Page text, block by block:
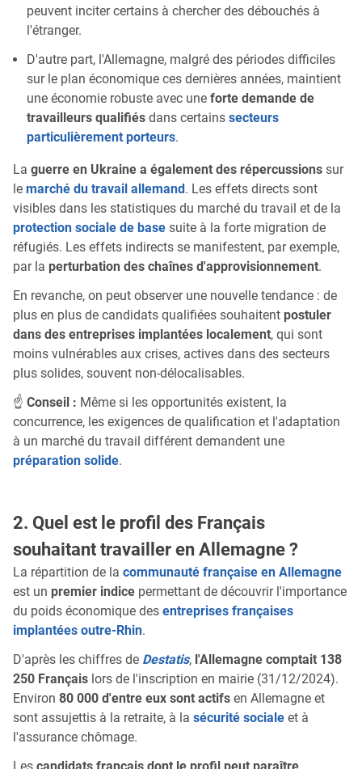
peuvent inciter certains à chercher des débouchés à
l'étranger.
D'autre part, l'Allemagne, malgré des périodes difficiles
sur le plan économique ces dernières années, maintient
une économie robuste avec une forte demande de
travailleurs qualifiés dans certains secteurs
particulièrement porteurs.
La guerre en Ukraine a également des répercussions sur
le marché du travail allemand. Les effets directs sont
visibles dans les statistiques du marché du travail et de la
protection sociale de base suite à la forte migration de
réfugiés. Les effets indirects se manifestent, par exemple,
par la perturbation des chaînes d'approvisionnement.
En revanche, on peut observer une nouvelle tendance : de
plus en plus de candidats qualifiées souhaitent postuler
dans des entreprises implantées localement, qui sont
moins vulnérables aux crises, actives dans des secteurs
plus solides, souvent non-délocalisables.
☝ Conseil : Même si les opportunités existent, la
concurrence, les exigences de qualification et l'adaptation
à un marché du travail différent demandent une
préparation solide.
2. Quel est le profil des Français
souhaitant travailler en Allemagne ?
La répartition de la communauté française en Allemagne
est un premier indice permettant de découvrir l'importance
du poids économique des entreprises françaises
implantées outre-Rhin.
D'après les chiffres de Destatis, l'Allemagne comptait 138
250 Français lors de l'inscription en mairie (31/12/2024).
Environ 80 000 d'entre eux sont actifs en Allemagne et
sont assujettis à la retraite, à la sécurité sociale et à
l'assurance chômage.
Les candidats français dont le profil peut paraître